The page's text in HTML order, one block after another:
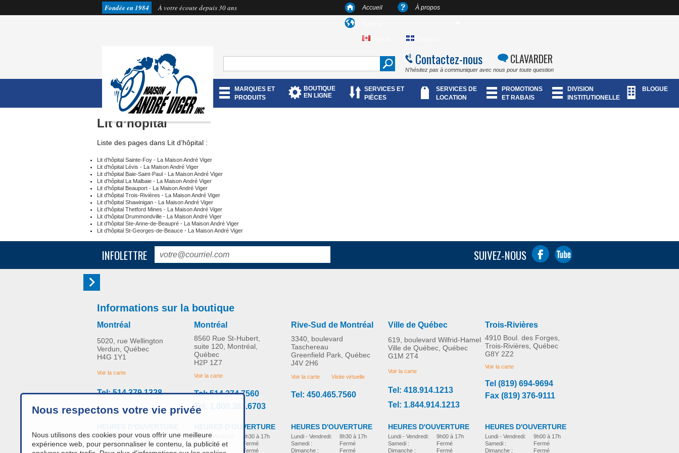
Fondée en 1984 À votre écoute depuis 30 ans Accueil À propos
Contactez-nous CLAVARDER
N’hésitez pas à communiquer avec nous pour toute question
MARQUES ET
PRODUITS
BOUTIQUE
EN LIGNE
SERVICES ET
PIÈCES
SERVICES DE
LOCATION
PROMOTIONS
ET RABAIS
DIVISION
INSTITUTIONELLE
BLOGUE
Nous respectons votre vie privée
Nous utilisons des cookies pour vous offrir une meilleure
expérience web, pour personnaliser le contenu, la publicité et
Lit d’hôpital
Liste des pages dans Lit d’hôpital :
Lit d’hôpital Sainte-Foy - La Maison André Viger
Lit d’hôpital Lévis - La Maison André Viger
Lit d’hôpital Baie-Saint-Paul - La Maison André Viger
Lit d’hôpital La Malbaie - La Maison André Viger
Lit d’hôpital Beauport - La Maison André Viger
Lit d’hôpital Trois-Rivières - La Maison André Viger
Lit d’hôpital Shawinigan - La Maison André Viger
Lit d’hôpital Thetford Mines - La Maison André Viger
Lit d’hôpital Drummondville - La Maison André Viger
Lit d’hôpital Ste-Anne-de-Beaupré - La Maison André Viger
Lit d’hôpital St-Georges-de-Beauce - La Maison André Viger
INFOLETTRE SUIVEZ-NOUS
Informations sur la boutique
Montréal
5020, rue Wellington
Verdun, Québec
H4G 1Y1
Voir la carte
Tel: 514.379.1328
Lundi - Vendredi:
Samedi :
Dimanche :
9h00 à 16h
Fermé
Montréal
8560 Rue St-Hubert,
suite 120, Montréal,
Québec
H2P 1Z7
Voir la carte
Tel: 514.274.7560
Tel: 1.800.363.6703
HEURES D'OUVERTURE
Lundi - Vendredi:
Samedi :
Dimanche :
8h30 à 17h
Fermé
Fermé
Rive-Sud de Montréal
3340, boulevard
Taschereau
Greenfield Park, Québec
J4V 2H6
Voir la carte Visite virtuelle
Tel: 450.465.7560
HEURES D'OUVERTURE
Lundi - Vendredi:
Samedi :
Dimanche :
8h30 à 17h
Fermé
Fermé
Ville de Québec
619, boulevard Wilfrid-Hamel
Ville de Québec, Québec
G1M 2T4
Voir la carte
Tel: 418.914.1213
Tel: 1.844.914.1213
HEURES D'OUVERTURE
Lundi - Vendredi:
Samedi :
Dimanche :
9h00 à 17h
Fermé
Fermé
Trois-Rivières
4910 Boul. des Forges,
Trois-Rivières, Québec
G8Y 2Z2
Voir la carte
Tel (819) 694-9694
Fax (819) 376-9111
HEURES D'OUVERTURE
Lundi - Vendredi:
Samedi :
Dimanche :
9h00 à 17h
Fermé
Fermé